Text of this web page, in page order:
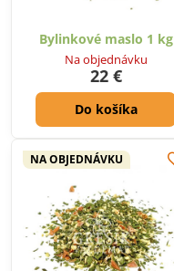
Bylinkové maslo 1 kg
Na objednávku
22 €
Do košíka
NA OBJEDNÁVKU